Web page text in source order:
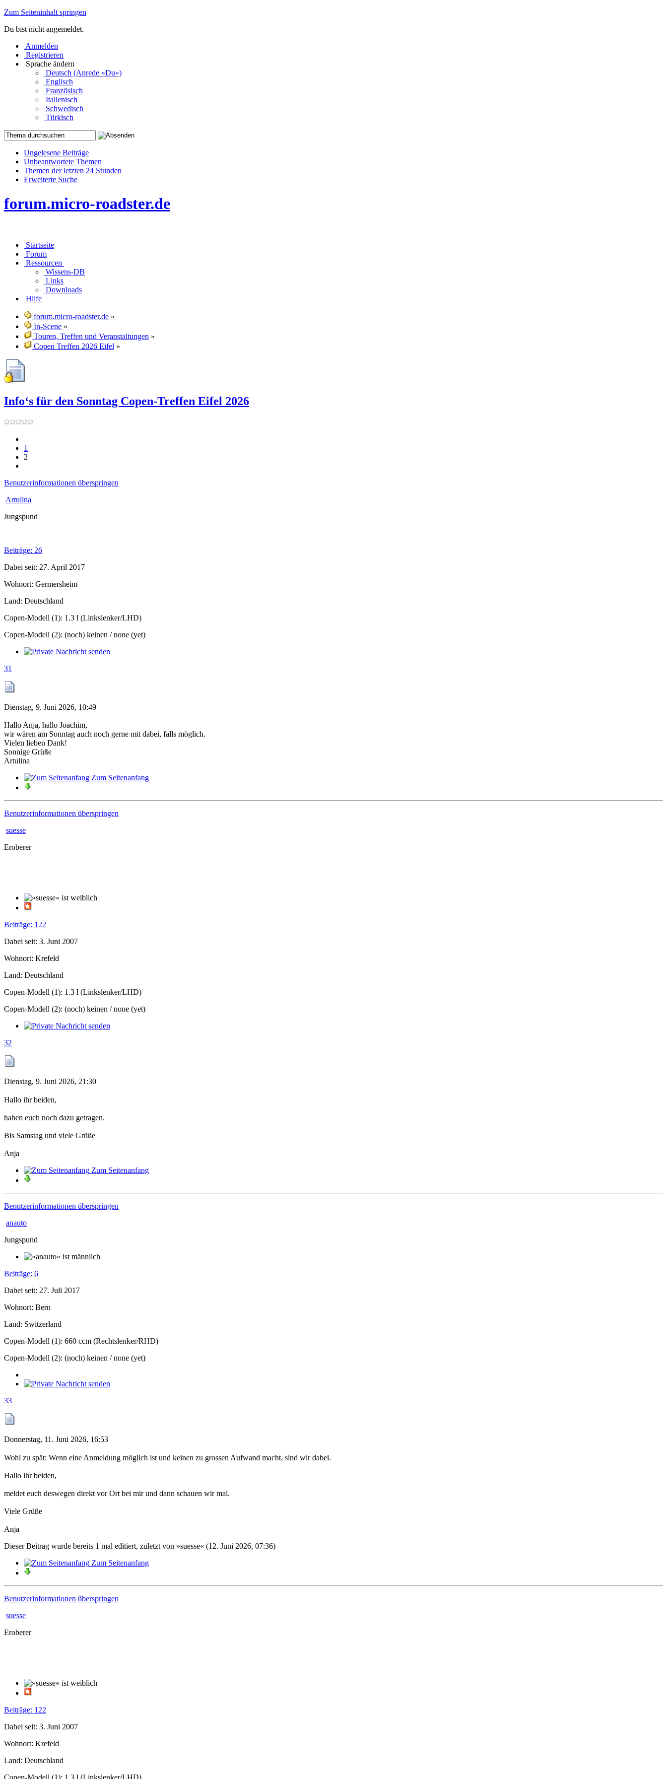
Zum Seiteninhalt springen
Du bist nicht angemeldet.
Anmelden
Registrieren
Sprache ändern
Deutsch (Anrede »Du«)
Englisch
Französisch
Italienisch
Schwedisch
Türkisch
Ungelesene Beiträge
Unbeantwortete Themen
Themen der letzten 24 Stunden
Erweiterte Suche
forum.micro-roadster.de
Startseite
Forum
Ressourcen
Wissens-DB
Links
Downloads
Hilfe
forum.micro-roadster.de »
In-Scene »
Touren, Treffen und Veranstaltungen »
Copen Treffen 2026 Eifel »
Info‘s für den Sonntag Copen-Treffen Eifel 2026
1
2
Benutzerinformationen überspringen
Artulina
Jungspund
Beiträge: 26
Dabei seit: 27. April 2017
Wohnort: Germersheim
Land: Deutschland
Copen-Modell (1): 1.3 l (Linkslenker/LHD)
Copen-Modell (2): (noch) keinen / none (yet)
31
Dienstag, 9. Juni 2026, 10:49
Hallo Anja, hallo Joachim,
wir wären am Sonntag auch noch gerne mit dabei, falls möglich.
Vielen lieben Dank!
Sonnige Grüße
Artulina
Zum Seitenanfang
Benutzerinformationen überspringen
suesse
Eroberer
Beiträge: 122
Dabei seit: 3. Juni 2007
Wohnort: Krefeld
Land: Deutschland
Copen-Modell (1): 1.3 l (Linkslenker/LHD)
Copen-Modell (2): (noch) keinen / none (yet)
32
Dienstag, 9. Juni 2026, 21:30
Hallo ihr beiden,
haben euch noch dazu getragen.
Bis Samstag und viele Grüße
Anja
Zum Seitenanfang
Benutzerinformationen überspringen
anauto
Jungspund
Beiträge: 6
Dabei seit: 27. Juli 2017
Wohnort: Bern
Land: Switzerland
Copen-Modell (1): 660 ccm (Rechtslenker/RHD)
Copen-Modell (2): (noch) keinen / none (yet)
33
Donnerstag, 11. Juni 2026, 16:53
Wohl zu spät: Wenn eine Anmeldung möglich ist und keinen zu grossen Aufwand macht, sind wir dabei.
Hallo ihr beiden,
meldet euch deswegen direkt vor Ort bei mir und dann schauen wir mal.
Viele Grüße
Anja
Dieser Beitrag wurde bereits 1 mal editiert, zuletzt von »suesse« (12. Juni 2026, 07:36)
Zum Seitenanfang
Benutzerinformationen überspringen
suesse
Eroberer
Beiträge: 122
Dabei seit: 3. Juni 2007
Wohnort: Krefeld
Land: Deutschland
Copen-Modell (1): 1.3 l (Linkslenker/LHD)